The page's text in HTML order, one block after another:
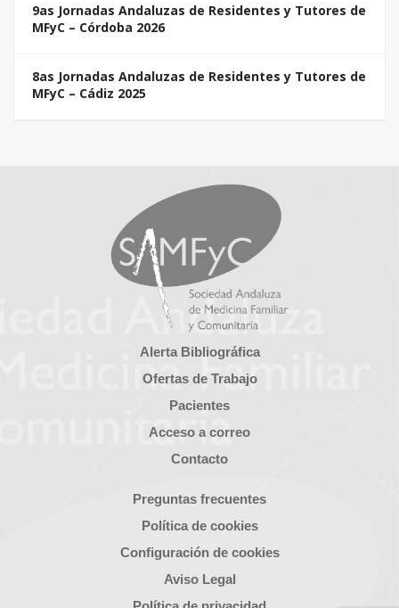
9as Jornadas Andaluzas de Residentes y Tutores de
MFyC – Córdoba 2026
8as Jornadas Andaluzas de Residentes y Tutores de
MFyC – Cádiz 2025
Alerta Bibliográfica
Ofertas de Trabajo
Pacientes
Acceso a correo
Contacto
Preguntas frecuentes
Política de cookies
Configuración de cookies
Aviso Legal